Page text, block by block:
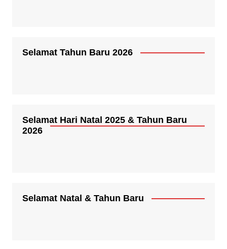
Selamat Tahun Baru 2026
Selamat Hari Natal 2025 & Tahun Baru
2026
Selamat Natal & Tahun Baru